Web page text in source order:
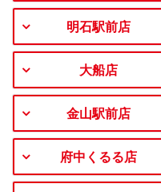
明石駅前店
大船店
金山駅前店
府中くるる店